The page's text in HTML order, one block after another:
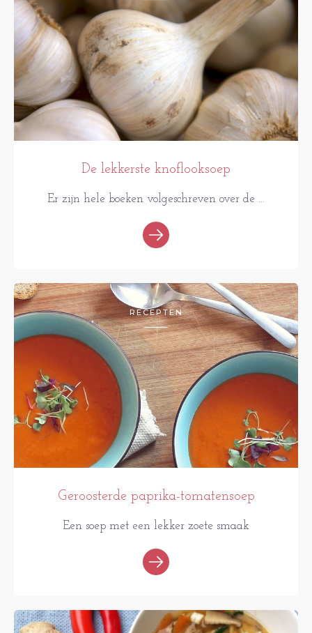
De lekkerste knoflooksoep
Er zijn hele boeken volgeschreven over de ...
RECEPTEN
Geroosterde paprika-tomatensoep
Een soep met een lekker zoete smaak